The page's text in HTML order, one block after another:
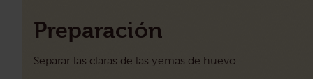
Preparación
Separar las claras de las yemas de huevo.